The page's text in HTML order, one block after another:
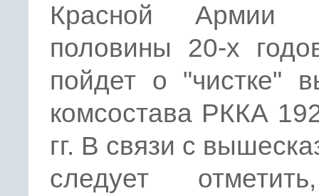
Красной Армии
половины 20-х
пойдет о "чистке"
комсостава РККА
гг. В связи с
следует